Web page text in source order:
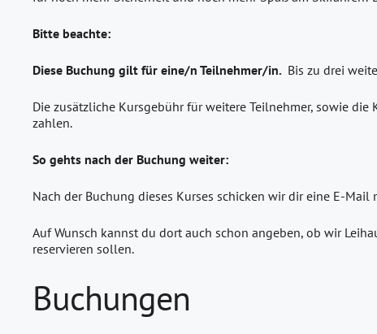
Bitte beachte:
Diese Buchung gilt für eine/n Teilnehmer/in. Bis zu drei
Die zusätzliche Kursgebühr für weitere Teilnehmer, sowie
zahlen.
So gehts nach der Buchung weiter:
Nach der Buchung dieses Kurses schicken wir dir eine E-
Auf Wunsch kannst du dort auch schon angeben, ob wir
reservieren sollen.
Buchungen